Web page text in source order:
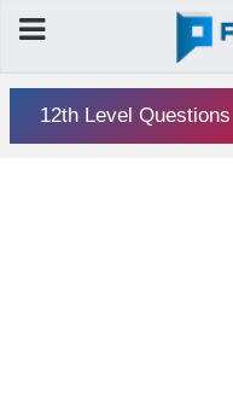
12th Level Questions